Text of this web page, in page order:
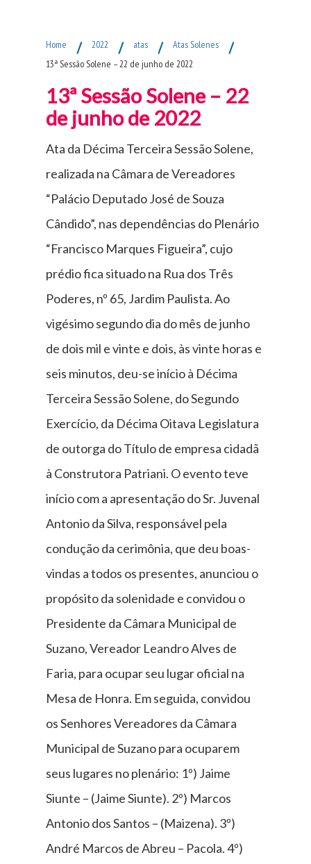
Home / 2022 / atas / Atas Solenes /
13ª Sessão Solene – 22 de junho de 2022
13ª Sessão Solene – 22
de junho de 2022
Ata da Décima Terceira Sessão Solene,
realizada na Câmara de Vereadores
“Palácio Deputado José de Souza
Cândido”, nas dependências do Plenário
“Francisco Marques Figueira”, cujo
prédio fica situado na Rua dos Três
Poderes, nº 65, Jardim Paulista. Ao
vigésimo segundo dia do mês de junho
de dois mil e vinte e dois, às vinte horas e
seis minutos, deu-se início à Décima
Terceira Sessão Solene, do Segundo
Exercício, da Décima Oitava Legislatura
de outorga do Título de empresa cidadã
à Construtora Patriani. O evento teve
início com a apresentação do Sr. Juvenal
Antonio da Silva, responsável pela
condução da cerimônia, que deu boas-
vindas a todos os presentes, anunciou o
propósito da solenidade e convidou o
Presidente da Câmara Municipal de
Suzano, Vereador Leandro Alves de
Faria, para ocupar seu lugar oficial na
Mesa de Honra. Em seguida, convidou
os Senhores Vereadores da Câmara
Municipal de Suzano para ocuparem
seus lugares no plenário: 1º) Jaime
Siunte – (Jaime Siunte). 2º) Marcos
Antonio dos Santos – (Maizena). 3º)
André Marcos de Abreu – Pacola. 4º)